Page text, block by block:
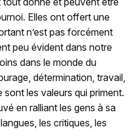
Elles ont offert une
n’est pas forcément
peu évident dans notre
dans le monde du
détermination, travail,
les valeurs qui priment.
en ralliant les gens à sa
les critiques, les